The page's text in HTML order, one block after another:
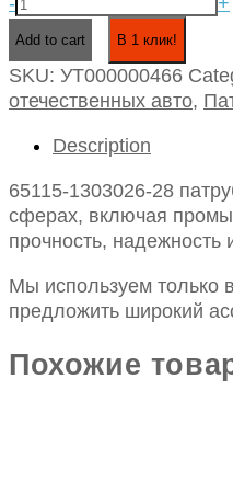
патрубок
силиконовый
камаз
радиатора
нижний
для
cummins
id58/48-
120
Add to cart В 1 клик!
SKU: УТ000000466
отечественных авто,
Description
65115-1303026-28
сферах, включая
прочность, надежность
Мы используем только
предложить широкий
Похожие